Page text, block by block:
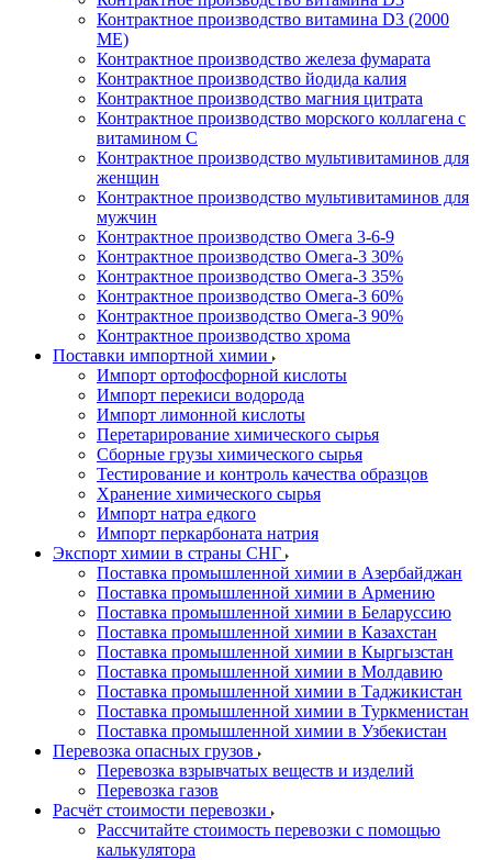
Контрактное производство витамина D3 (2000
МЕ)
Контрактное производство железа фумарата
Контрактное производство йодида калия
Контрактное производство магния цитрата
Контрактное производство морского коллагена с
витамином С
Контрактное производство мультивитаминов для
женщин
Контрактное производство мультивитаминов для
мужчин
Контрактное производство Омега 3-6-9
Контрактное производство Омега-3 30%
Контрактное производство Омега-3 35%
Контрактное производство Омега-3 60%
Контрактное производство Омега-3 90%
Контрактное производство хрома
Поставки импортной химии
Импорт ортофосфорной кислоты
Импорт перекиси водорода
Импорт лимонной кислоты
Перетарирование химического сырья
Сборные грузы химического сырья
Тестирование и контроль качества образцов
Хранение химического сырья
Импорт натра едкого
Импорт перкарбоната натрия
Экспорт химии в страны СНГ
Поставка промышленной химии в Азербайджан
Поставка промышленной химии в Армению
Поставка промышленной химии в Беларуссию
Поставка промышленной химии в Казахстан
Поставка промышленной химии в Кыргызстан
Поставка промышленной химии в Молдавию
Поставка промышленной химии в Таджикистан
Поставка промышленной химии в Туркменистан
Поставка промышленной химии в Узбекистан
Перевозка опасных грузов
Перевозка взрывчатых веществ и изделий
Перевозка газов
Расчёт стоимости перевозки
Рассчитайте стоимость перевозки с помощью
калькулятора